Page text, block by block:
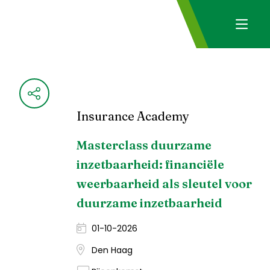
Insurance Academy
Masterclass duurzame
inzetbaarheid: financiële
weerbaarheid als sleutel voor
duurzame inzetbaarheid
01-10-2026
Den Haag